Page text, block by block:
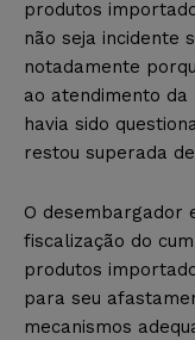
produtos
não seja incidente
notadamente
ao atendimento da
havia sido
restou superada
O desembargador
fiscalização do
produtos
para seu
mecanismos